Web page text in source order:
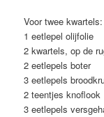
Voor twee kwartels:
1 eetlepel olijfolie
2 kwartels, op de
2 eetlepels boter
3 eetlepels
2 teentjes knoflook
3 eetlepels